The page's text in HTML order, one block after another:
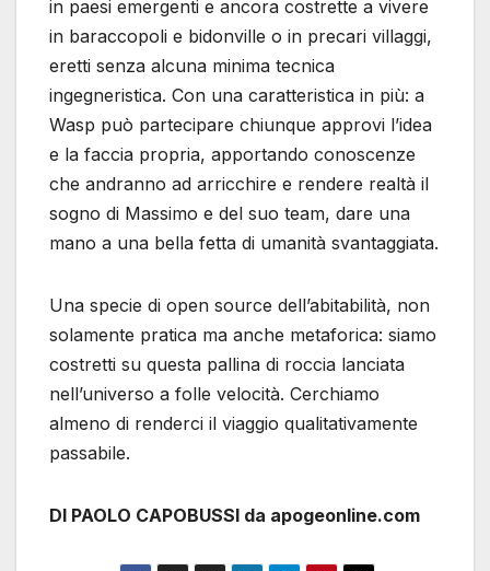
in paesi emergenti e ancora costrette a vivere
in baraccopoli e bidonville o in precari villaggi,
eretti senza alcuna minima tecnica
ingegneristica. Con una caratteristica in più: a
Wasp può partecipare chiunque approvi l’idea
e la faccia propria, apportando conoscenze
che andranno ad arricchire e rendere realtà il
sogno di Massimo e del suo team, dare una
mano a una bella fetta di umanità svantaggiata.
Una specie di open source dell’abitabilità, non
solamente pratica ma anche metaforica: siamo
costretti su questa pallina di roccia lanciata
nell’universo a folle velocità. Cerchiamo
almeno di renderci il viaggio qualitativamente
passabile.
DI PAOLO CAPOBUSSI da apogeonline.com